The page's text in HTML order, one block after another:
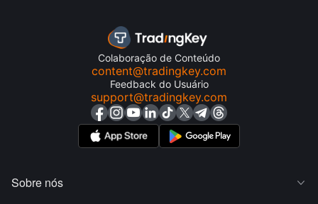
Colaboração de Conteúdo
content@tradingkey.com
Feedback do Usuário
support@tradingkey.com
Sobre nós 